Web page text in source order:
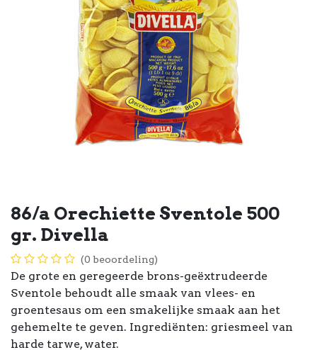
86/a Orechiette Sventole 500
gr. Divella
(0 beoordeling)
De grote en geregeerde brons-geëxtrudeerde
Sventole behoudt alle smaak van vlees- en
groentesaus om een smakelijke smaak aan het
gehemelte te geven. Ingrediënten: griesmeel van
harde tarwe, water.